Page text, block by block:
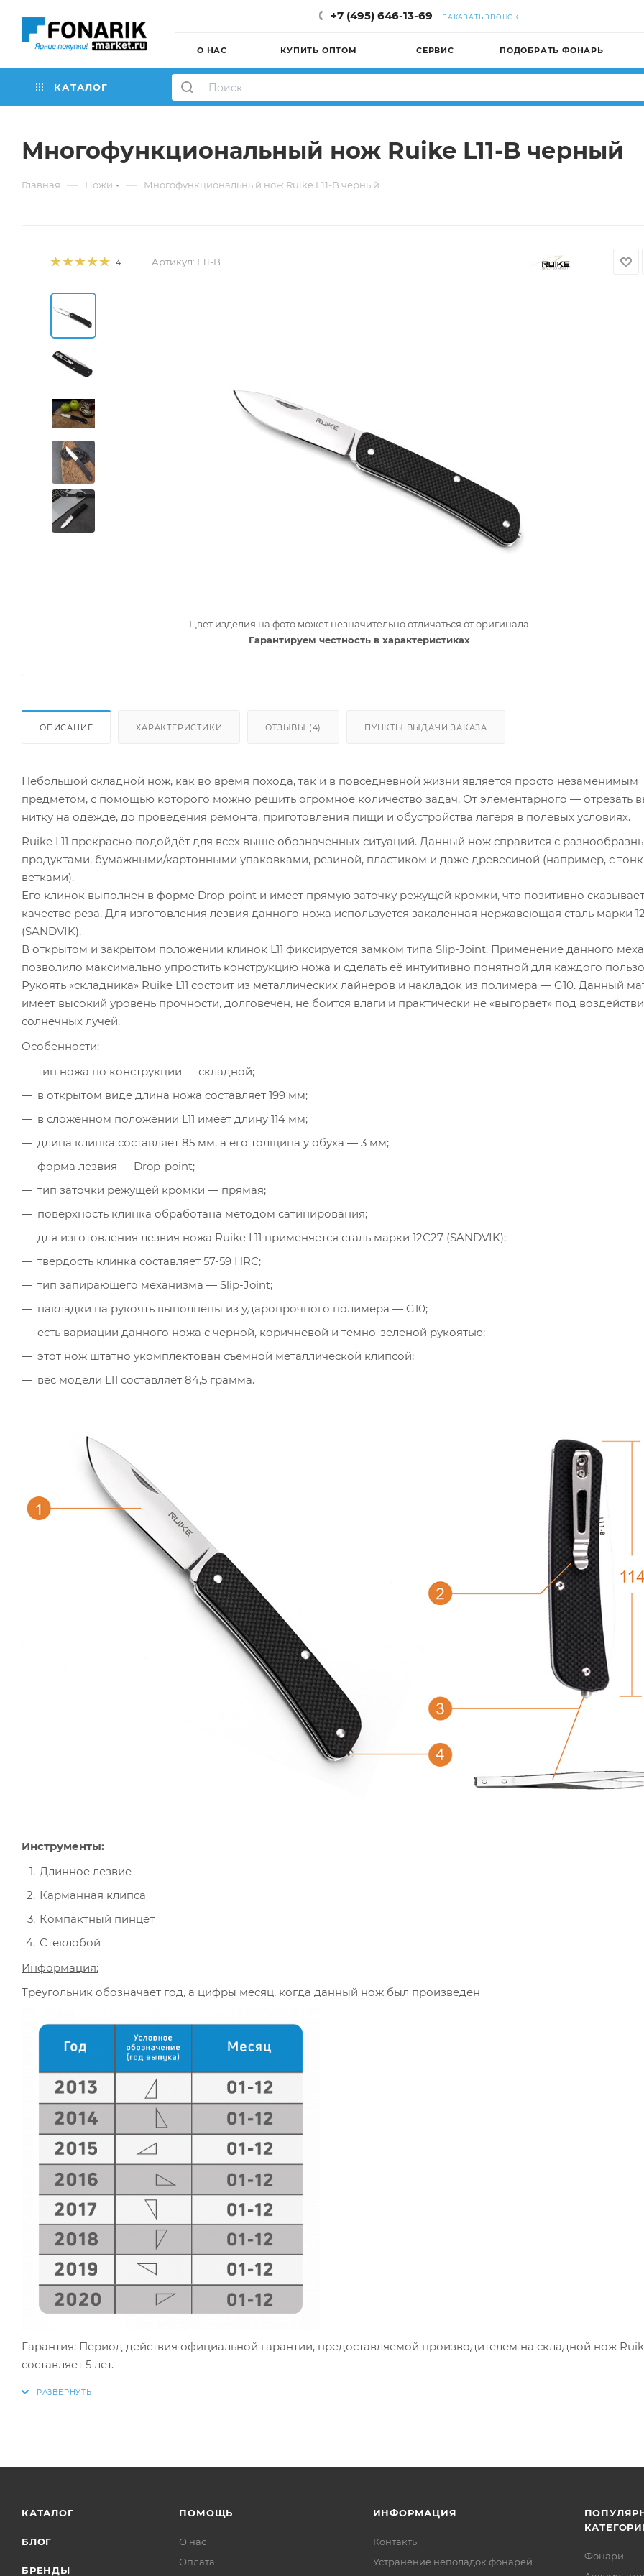
+7 (495) 646-13-69 ЗАКАЗАТЬ ЗВОНОК
О НАС КУПИТЬ ОПТОМ СЕРВИС ПОДОБРАТЬ ФОНАРЬ
КАТАЛОГ
Многофункциональный нож Ruike L11-B черный
Главная — Ножи — Многофункциональный нож Ruike L11-B черный
4 Артикул: L11-B
Цвет изделия на фото может незначительно отличаться от оригинала
Гарантируем честность в характеристиках
ОПИСАНИЕ ХАРАКТЕРИСТИКИ ОТЗЫВЫ (4) ПУНКТЫ ВЫДАЧИ ЗАКАЗА
Небольшой складной нож, как во время похода, так и в повседневной жизни является просто незаменимым
предметом, с помощью которого можно решить огромное количество задач. От элементарного — отрезать
нитку на одежде, до проведения ремонта, приготовления пищи и обустройства лагеря в полевых условиях.
Ruike L11 прекрасно подойдёт для всех выше обозначенных ситуаций. Данный нож справится с
продуктами, бумажными/картонными упаковками, резиной, пластиком и даже древесиной (например, с
ветками).
Его клинок выполнен в форме Drop-point и имеет прямую заточку режущей кромки, что позитивно
качестве реза. Для изготовления лезвия данного ножа используется закаленная нержавеющая сталь марки
(SANDVIK).
В открытом и закрытом положении клинок L11 фиксируется замком типа Slip-Joint. Применение данного
позволило максимально упростить конструкцию ножа и сделать её интуитивно понятной для каждого
Рукоять «складника» Ruike L11 состоит из металлических лайнеров и накладок из полимера — G10. Данный
имеет высокий уровень прочности, долговечен, не боится влаги и практически не «выгорает» под
солнечных лучей.
Особенности:
тип ножа по конструкции — складной;
в открытом виде длина ножа составляет 199 мм;
в сложенном положении L11 имеет длину 114 мм;
длина клинка составляет 85 мм, а его толщина у обуха — 3 мм;
форма лезвия — Drop-point;
тип заточки режущей кромки — прямая;
поверхность клинка обработана методом сатинирования;
для изготовления лезвия ножа Ruike L11 применяется сталь марки 12С27 (SANDVIK);
твердость клинка составляет 57-59 HRC;
тип запирающего механизма — Slip-Joint;
накладки на рукоять выполнены из ударопрочного полимера — G10;
есть вариации данного ножа с черной, коричневой и темно-зеленой рукоятью;
этот нож штатно укомплектован съемной металлической клипсой;
вес модели L11 составляет 84,5 грамма.
Инструменты:
Длинное лезвие
Карманная клипса
Компактный пинцет
Стеклобой
Информация:
Треугольник обозначает год, а цифры месяц, когда данный нож был произведен
Гарантия: Период действия официальной гарантии, предоставляемой производителем на складной нож
составляет 5 лет.
КАТАЛОГ
БЛОГ
БРЕНДЫ
ПОМОЩЬ
О нас
Оплата
ИНФОРМАЦИЯ
Контакты
Устранение неполадок фонарей
Фонари